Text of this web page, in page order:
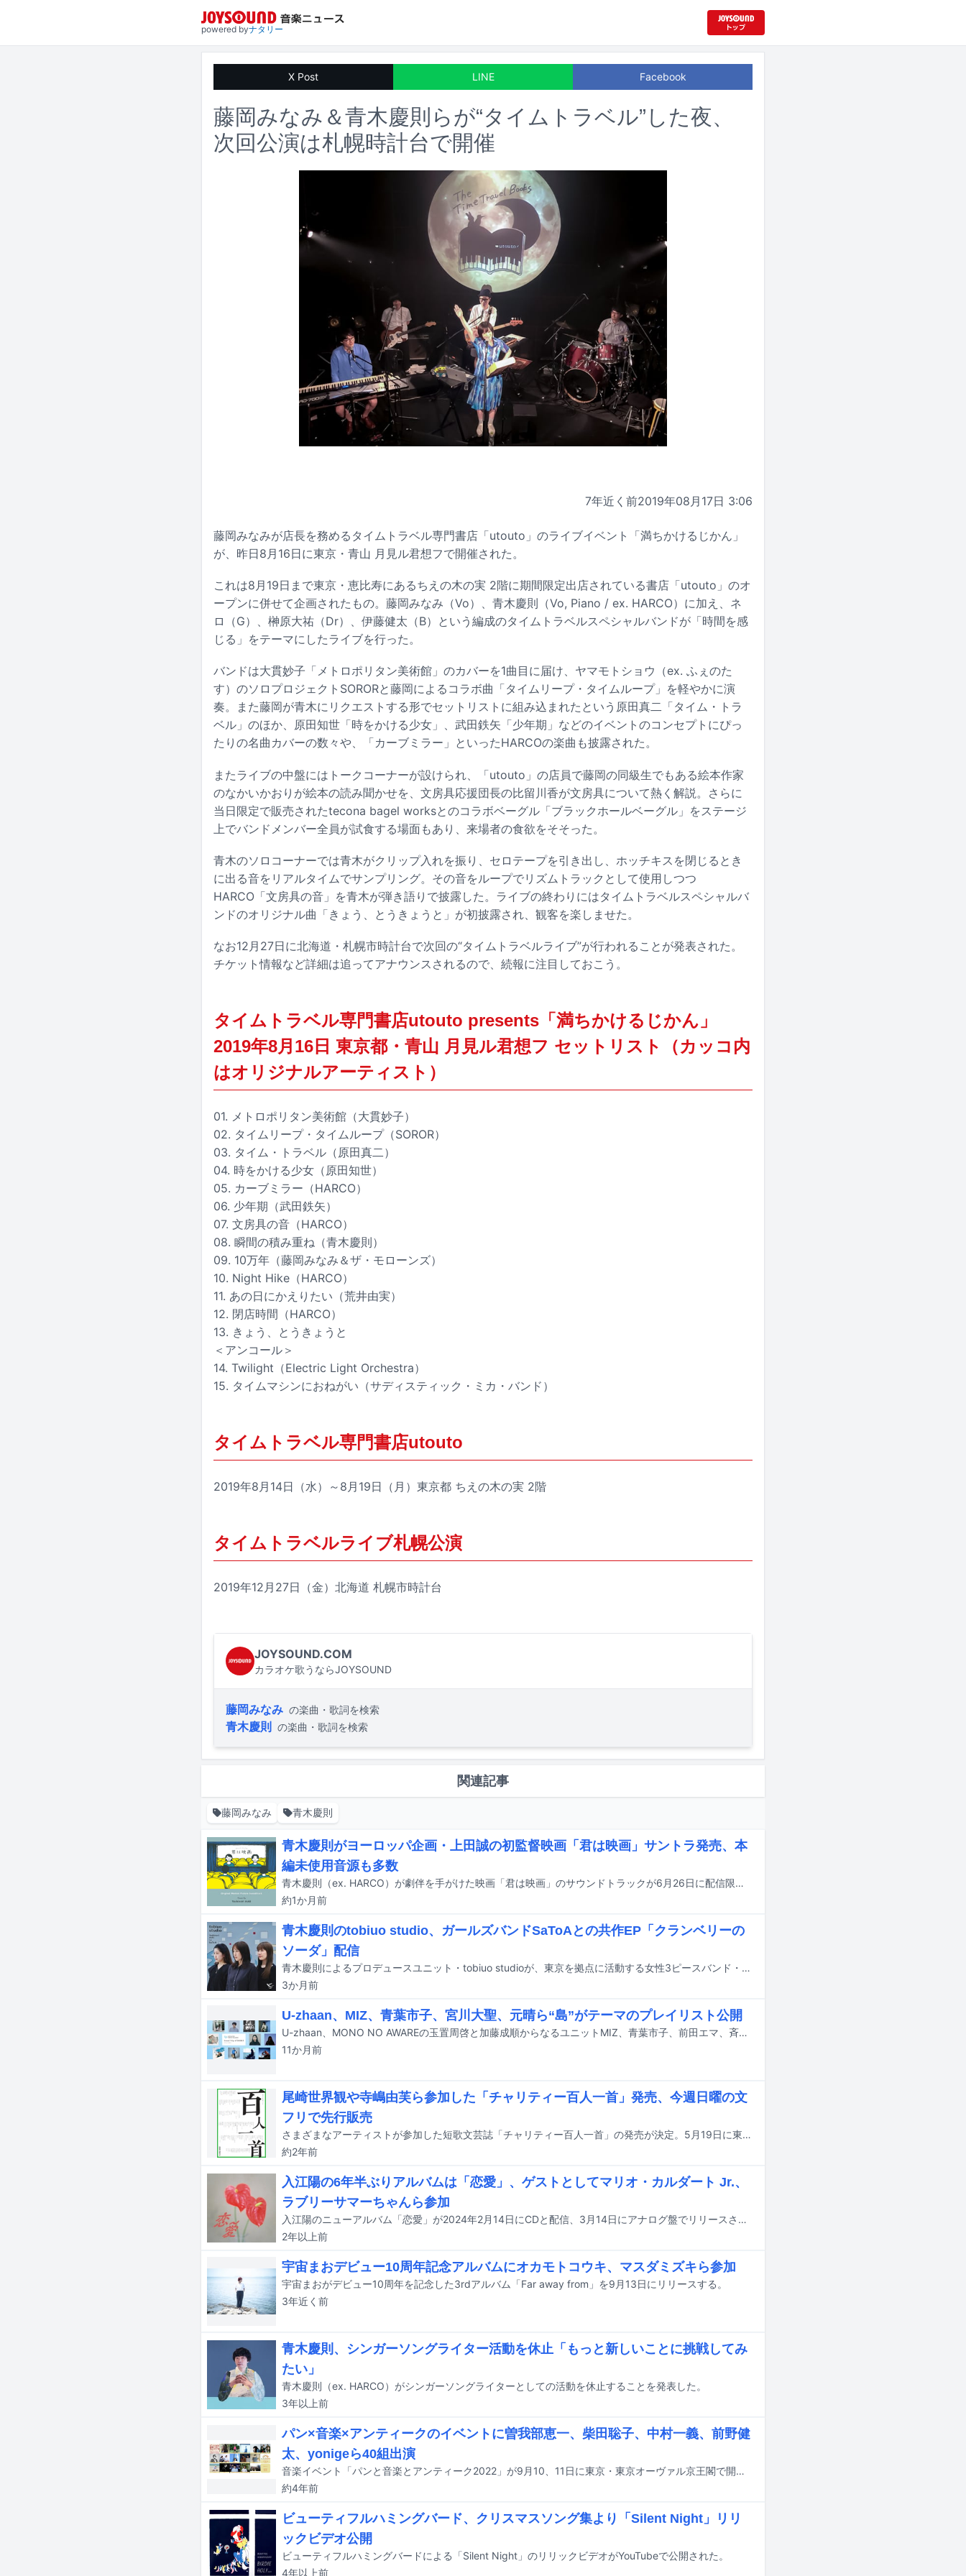
powered byナタリー
X Post LINE Facebook
藤岡みなみ＆青木慶則らが“タイムトラベル”した夜、
次回公演は札幌時計台で開催
7年近く前2019年08月17日 3:06
藤岡みなみが店長を務めるタイムトラベル専門書店「utouto」のライブイベント「満ちかけるじかん」
が、昨日8月16日に東京・青山 月見ル君想フで開催された。
これは8月19日まで東京・恵比寿にあるちえの木の実 2階に期間限定出店されている書店「utouto」のオ
ープンに併せて企画されたもの。藤岡みなみ（Vo）、青木慶則（Vo, Piano / ex. HARCO）に加え、ネ
ロ（G）、榊原大祐（Dr）、伊藤健太（B）という編成のタイムトラベルスペシャルバンドが「時間を感
じる」をテーマにしたライブを行った。
バンドは大貫妙子「メトロポリタン美術館」のカバーを1曲目に届け、ヤマモトショウ（ex. ふぇのた
す）のソロプロジェクトSORORと藤岡によるコラボ曲「タイムリープ・タイムループ」を軽やかに演
奏。また藤岡が青木にリクエストする形でセットリストに組み込まれたという原田真二「タイム・トラ
ベル」のほか、原田知世「時をかける少女」、武田鉄矢「少年期」などのイベントのコンセプトにぴっ
たりの名曲カバーの数々や、「カーブミラー」といったHARCOの楽曲も披露された。
またライブの中盤にはトークコーナーが設けられ、「utouto」の店員で藤岡の同級生でもある絵本作家
のなかいかおりが絵本の読み聞かせを、文房具応援団長の比留川香が文房具について熱く解説。さらに
当日限定で販売されたtecona bagel worksとのコラボベーグル「ブラックホールベーグル」をステージ
上でバンドメンバー全員が試食する場面もあり、来場者の食欲をそそった。
青木のソロコーナーでは青木がクリップ入れを振り、セロテープを引き出し、ホッチキスを閉じるとき
に出る音をリアルタイムでサンプリング。その音をループでリズムトラックとして使用しつつ
HARCO「文房具の音」を青木が弾き語りで披露した。ライブの終わりにはタイムトラベルスペシャルバ
ンドのオリジナル曲「きょう、とうきょうと」が初披露され、観客を楽しませた。
なお12月27日に北海道・札幌市時計台で次回の“タイムトラベルライブ”が行われることが発表された。
チケット情報など詳細は追ってアナウンスされるので、続報に注目しておこう。
タイムトラベル専門書店utouto presents「満ちかけるじかん」
2019年8月16日 東京都・青山 月見ル君想フ セットリスト（カッコ内
はオリジナルアーティスト）
01. メトロポリタン美術館（大貫妙子）
02. タイムリープ・タイムループ（SOROR）
03. タイム・トラベル（原田真二）
04. 時をかける少女（原田知世）
05. カーブミラー（HARCO）
06. 少年期（武田鉄矢）
07. 文房具の音（HARCO）
08. 瞬間の積み重ね（青木慶則）
09. 10万年（藤岡みなみ＆ザ・モローンズ）
10. Night Hike（HARCO）
11. あの日にかえりたい（荒井由実）
12. 閉店時間（HARCO）
13. きょう、とうきょうと
＜アンコール＞
14. Twilight（Electric Light Orchestra）
15. タイムマシンにおねがい（サディスティック・ミカ・バンド）
タイムトラベル専門書店utouto
2019年8月14日（水）～8月19日（月）東京都 ちえの木の実 2階
タイムトラベルライブ札幌公演
2019年12月27日（金）北海道 札幌市時計台
JOYSOUND.COM
カラオケ歌うならJOYSOUND
藤岡みなみ の楽曲・歌詞を検索
青木慶則 の楽曲・歌詞を検索
関連記事
藤岡みなみ 青木慶則
青木慶則がヨーロッパ企画・上田誠の初監督映画「君は映画」サントラ発売、本
編未使用音源も多数
青木慶則（ex. HARCO）が劇伴を手がけた映画「君は映画」のサウンドトラックが6月26日に配信限定でリリースされる。
約1か月前
青木慶則のtobiuo studio、ガールズバンドSaToAとの共作EP「クランベリーの
ソーダ」配信
青木慶則によるプロデュースユニット・tobiuo studioが、東京を拠点に活動する女性3ピースバンド・SaToAをフィーチャーしたEP「クランベリーのソーダ」を明日5月13日に配信リリースする。
3か月前
U-zhaan、MIZ、青葉市子、宮川大聖、元晴ら“島”がテーマのプレイリスト公開
U-zhaan、MONO NO AWAREの玉置周啓と加藤成順からなるユニットMIZ、青葉市子、前田エマ、斉藤尋己、青木慶則、no.9、宮川大聖、荒井康太、UYUNI、元晴が参加する“島の空気”をテーマにしたプレイリストがSpotifyで公開された。
11か月前
尾崎世界観や寺嶋由芙ら参加した「チャリティー百人一首」発売、今週日曜の文
フリで先行販売
さまざまなアーティストが参加した短歌文芸誌「チャリティー百人一首」の発売が決定。5月19日に東京・東京流通センターで行われる「文学フリマ東京38」で販売される。
約2年前
入江陽の6年半ぶりアルバムは「恋愛」、ゲストとしてマリオ・カルダート Jr.、
ラブリーサマーちゃんら参加
入江陽のニューアルバム「恋愛」が2024年2月14日にCDと配信、3月14日にアナログ盤でリリースされる。
2年以上前
宇宙まおデビュー10周年記念アルバムにオカモトコウキ、マスダミズキら参加
宇宙まおがデビュー10周年を記念した3rdアルバム「Far away from」を9月13日にリリースする。
3年近く 前
青木慶則、シンガーソングライター活動を休止「もっと新しいことに挑戦してみ
たい」
青木慶則（ex. HARCO）がシンガーソングライターとしての活動を休止することを発表した。
3年以上前
パン×音楽×アンティークのイベントに曽我部恵一、柴田聡子、中村一義、前野健
太、yonigeら40組出演
音楽イベント「パンと音楽とアンティーク2022」が9月10、11日に東京・東京オーヴァル京王閣で開催される。
約4年前
ビューティフルハミングバード、クリスマスソング集より「Silent Night」リリ
ックビデオ公開
ビューティフルハミングバードによる「Silent Night」のリリックビデオがYouTubeで公開された。
4年以上前